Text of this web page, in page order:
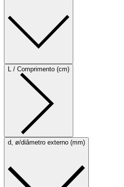
L / Comprimento (cm)
d, ø/diâmetro externo (mm)